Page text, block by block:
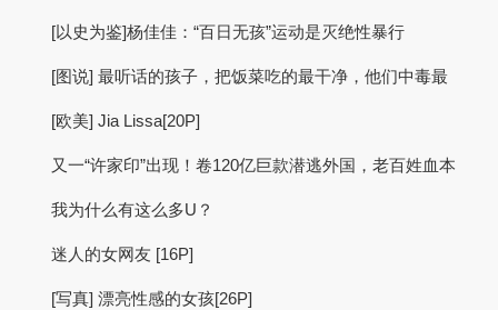
[以史为鉴]杨佳佳：“百日无孩”运动是灭绝性暴行
[图说] 最听话的孩子，把饭菜吃的最干净，他们中毒最
[欧美] Jia Lissa[20P]
又一“许家印”出现！卷120亿巨款潜逃外国，老百姓血本
我为什么有这么多U？
迷人的女网友 [16P]
[写真] 漂亮性感的女孩[26P]